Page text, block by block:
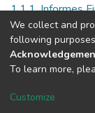
1.1.1. Informes
Full item
DSpace
Cookie
We collect and
following
To learn more,
Customize